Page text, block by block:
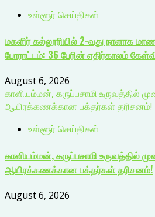
உள்ளூர் செய்திகள்
மகளிர் கல்லூரியில் 2-வது நாளாக
போராட்டம்: 36 பேரின் எதிர்காலம்
August 6, 2026
காளியம்மன், கருப்பசாமி உருவத்தில்
ஆயிரக்கணக்கான பக்தர்கள் தரிசனம்!
உள்ளூர் செய்திகள்
காளியம்மன், கருப்பசாமி உருவத்தில்
ஆயிரக்கணக்கான பக்தர்கள் தரிசனம்!
August 6, 2026